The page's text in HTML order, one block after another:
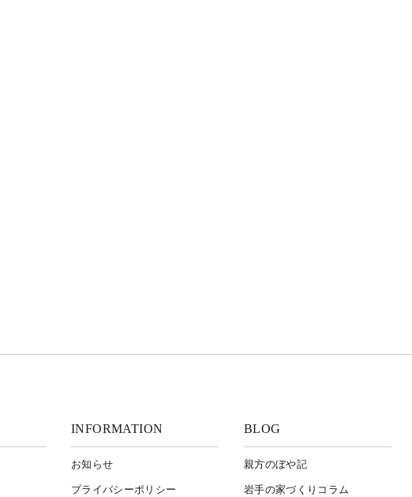
INFORMATION
お知らせ
プライバシーポリシー
BLOG
親方のぼや記
岩⼿の家づくりコラム